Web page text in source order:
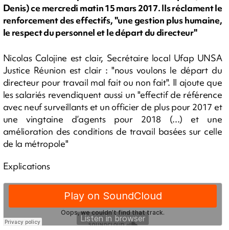
Denis) ce mercredi matin 15 mars 2017. Ils réclament le
renforcement des effectifs, "une gestion plus humaine,
le respect du personnel et le départ du directeur"
Nicolas Calojine est clair, Secrétaire local Ufap UNSA
Justice Réunion est clair : "nous voulons le départ du
directeur pour travail mal fait ou non fait". Il ajoute que
les salariés revendiquent aussi un "effectif de référence
avec neuf surveillants et un officier de plus pour 2017 et
une vingtaine d’agents pour 2018 (...) et une
amélioration des conditions de travail basées sur celle
de la métropole"
Explications